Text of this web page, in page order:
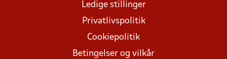
Ledige stillinger
Privatlivspolitik
Cookiepolitik
Betingelser og vilkår